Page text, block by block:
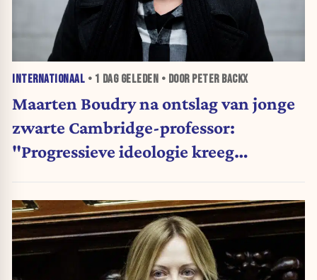
INTERNATIONAAL • 1 DAGGELEDEN • DOOR PETER BACKX
Maarten Boudry na ontslag van jonge
zwarte Cambridge-professor:
"Progressieve ideologie kreeg